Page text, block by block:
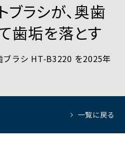
ブラシが、奥歯
歯垢を落とす
ラシ HT-B3220 を2025年
一覧に戻る